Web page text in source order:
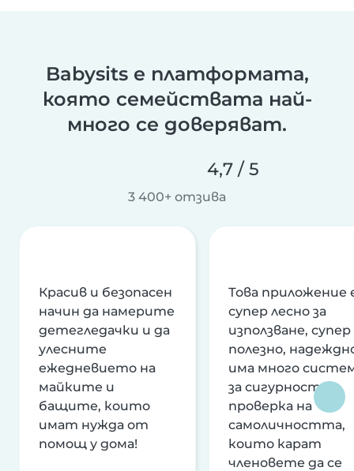
Babysits е платформата,
която семействата най-
много се доверяват.
4,7 / 5
3 400+ отзива
Красив и безопасен
начин да намерите
детегледачки и да
улесните
ежедневието на
майките и
бащите, които
имат нужда от
помощ у дома!
Това приложение
супер лесно за
използване, супер
полезно,
има много
за сигурност и
проверка на
самоличността,
които карат
членовете да се